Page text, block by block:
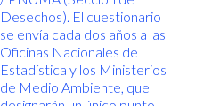
Desechos). El cuestionario
se envía cada dos años a las
Oficinas Nacionales de
Estadística y los Ministerios
de Medio Ambiente, que